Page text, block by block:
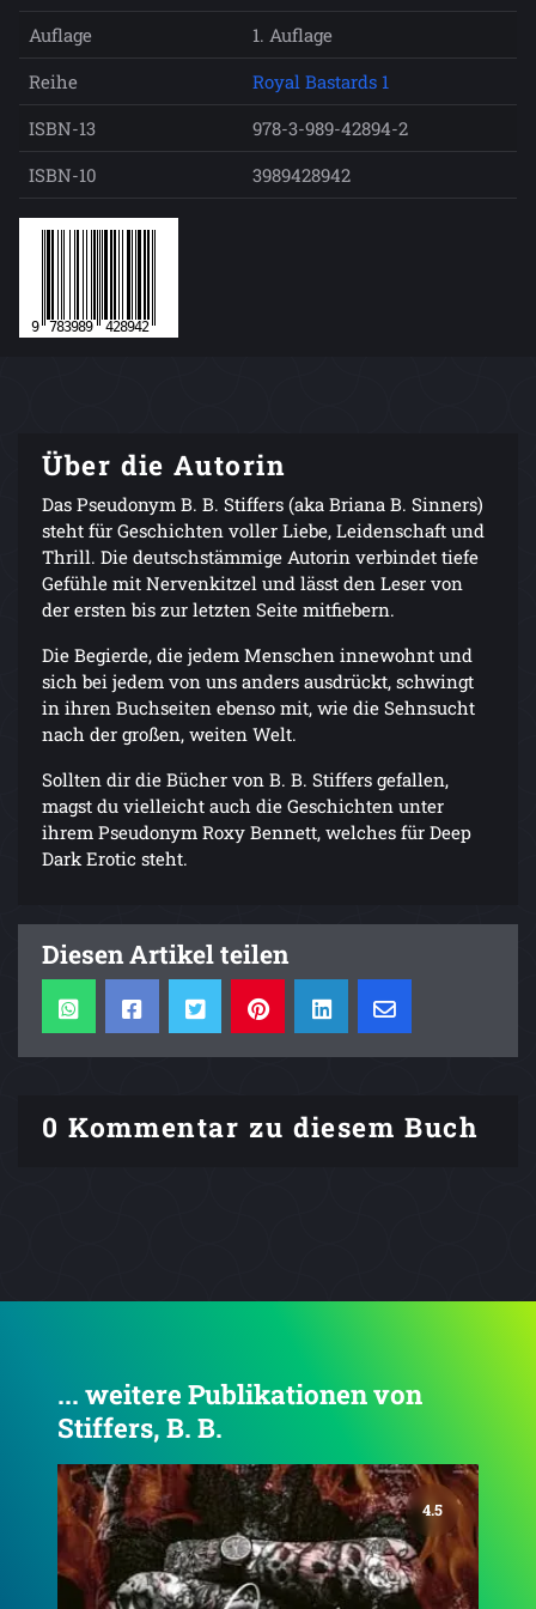
Auflage
1. Auflage
Reihe
Royal Bastards 1
ISBN-13
978-3-989-42894-2
ISBN-10
3989428942
Über die Autorin
Das Pseudonym B. B. Stiffers (aka Briana B. Sinners)
steht für Geschichten voller Liebe, Leidenschaft und
Thrill. Die deutschstämmige Autorin verbindet tiefe
Gefühle mit Nervenkitzel und lässt den Leser von
der ersten bis zur letzten Seite mitfiebern.
Die Begierde, die jedem Menschen innewohnt und
sich bei jedem von uns anders ausdrückt, schwingt
in ihren Buchseiten ebenso mit, wie die Sehnsucht
nach der großen, weiten Welt.
Sollten dir die Bücher von B. B. Stiffers gefallen,
magst du vielleicht auch die Geschichten unter
ihrem Pseudonym Roxy Bennett, welches für Deep
Dark Erotic steht.
Diesen Artikel teilen
0 Kommentar zu diesem Buch
... weitere Publikationen von
Stiffers, B. B.
4.6